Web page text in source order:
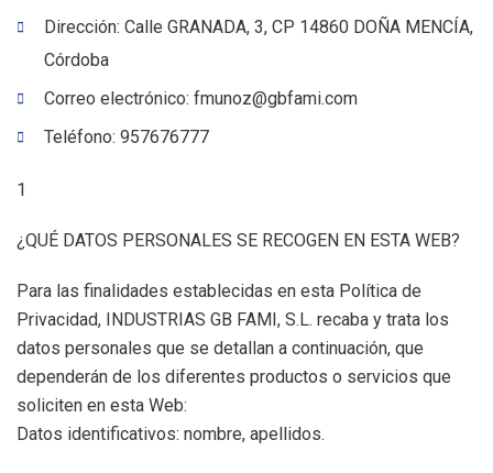
Dirección: Calle GRANADA, 3, CP 14860 DOÑA MENCÍA,
Córdoba
Correo electrónico: fmunoz@gbfami.com
Teléfono: 957676777
1
¿QUÉ DATOS PERSONALES SE RECOGEN EN ESTA WEB?
Para las finalidades establecidas en esta Política de
Privacidad, INDUSTRIAS GB FAMI, S.L. recaba y trata los
datos personales que se detallan a continuación, que
dependerán de los diferentes productos o servicios que
soliciten en esta Web:
Datos identificativos: nombre, apellidos.